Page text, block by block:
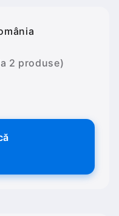
2 produse)